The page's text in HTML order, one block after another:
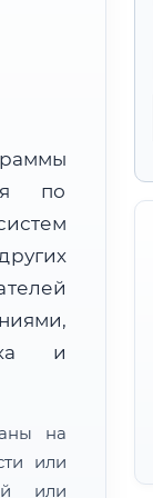
по
и
на
или
или